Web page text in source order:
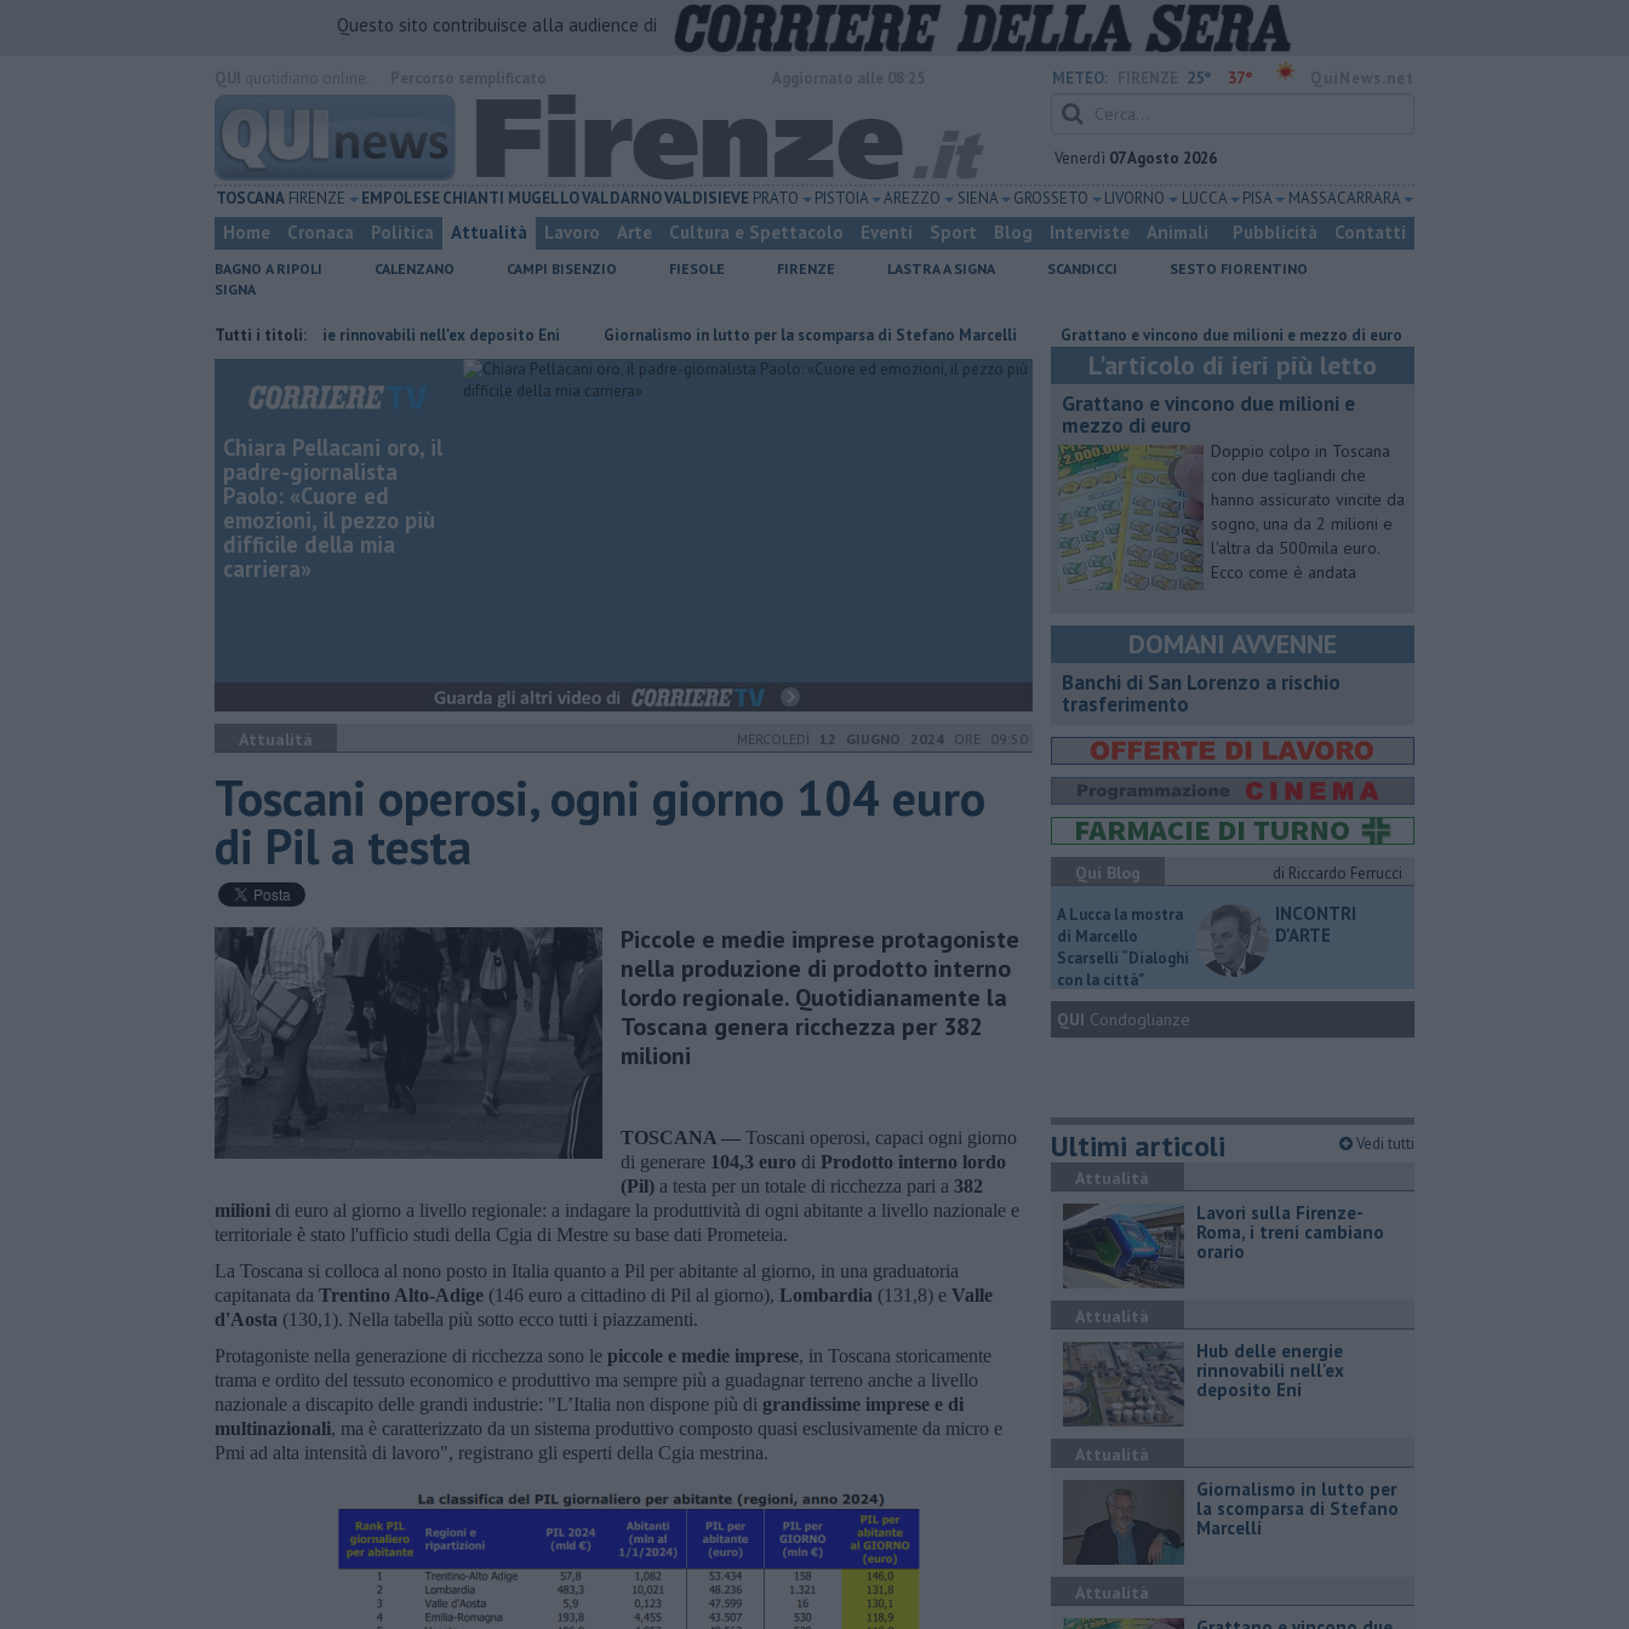
Questo sito contribuisce alla audience di
METEO: 25° 37°
Venerdì 07 Agosto 2026
TOSCANA FIRENZE EMPOLESECHIANTI MUGELLOVALDARNOVALDISIEVE PRATO PISTOIA AREZZO SIENA GROSSETO LIVORNO LUCCA PISA MASSA CARRARA
Home Cronaca Politica Attualità Lavoro Arte Cultura e Spettacolo Eventi Sport Blog Interviste Animali Pubblicità Contatti
BAGNO A RIPOLI CALENZANO CAMPI BISENZIO FIESOLE FIRENZE LASTRA A SIGNA SCANDICCI
SESTO FIORENTINO
SIGNA
Tutti i titoli:
Hub delle energie rinnovabili nell'ex deposito Eni Giornalismo in lutto per la scomparsa di Stefano Marcelli Grattano e vincono due milioni e mezzo di euro Lavori sulla Firenze-Roma, i treni
Chiara Pellacani oro, il
padre-giornalista
Paolo: «Cuore ed
emozioni, il pezzo più
difficile della mia
carriera»
Attualità MERCOLEDÌ 12 GIUGNO 2024 ORE 09:50
Toscani operosi, ogni giorno 104 euro
di Pil a testa
Piccole e medie imprese protagoniste
nella produzione di prodotto interno
lordo regionale. Quotidianamente la
Toscana genera ricchezza per 382
milioni
TOSCANA — Toscani operosi, capaci ogni giorno
di generare 104,3 euro di Prodotto interno lordo
(Pil) a testa per un totale di ricchezza pari a 382
milioni di euro al giorno a livello regionale: a indagare la produttività di ogni abitante a livello nazionale e
territoriale è stato l'ufficio studi della Cgia di Mestre su base dati Prometeia.
La Toscana si colloca al nono posto in Italia quanto a Pil per abitante al giorno, in una graduatoria
capitanata da Trentino Alto-Adige (146 euro a cittadino di Pil al giorno), Lombardia (131,8) e Valle
d'Aosta (130,1). Nella tabella più sotto ecco tutti i piazzamenti.
Protagoniste nella generazione di ricchezza sono le piccole e medie imprese, in Toscana storicamente
trama e ordito del tessuto economico e produttivo ma sempre più a guadagnar terreno anche a livello
nazionale a discapito delle grandi industrie: "L’Italia non dispone più di grandissime imprese e di
multinazionali, ma è caratterizzato da un sistema produttivo composto quasi esclusivamente da micro e
Pmi ad alta intensità di lavoro", registrano gli esperti della Cgia mestrina.
L'articolo di ieri più letto
Grattano e vincono due milioni e
mezzo di euro
Doppio colpo in Toscana
con due tagliandi che
hanno assicurato vincite da
sogno, una da 2 milioni e
l'altra da 500mila euro.
Ecco come è andata
DOMANI AVVENNE
Banchi di San Lorenzo a rischio
trasferimento
Qui Blog
di Riccardo Ferrucci
A Lucca la mostra
di Marcello
Scarselli “Dialoghi
con la città"
INCONTRI
D'ARTE
QUI Condoglianze
Ultimi articoli Vedi tutti
Attualità
Lavori sulla Firenze-
Roma, i treni cambiano
orario
Attualità
Hub delle energie
rinnovabili nell'ex
deposito Eni
Attualità
Giornalismo in lutto per
la scomparsa di Stefano
Marcelli
Attualità